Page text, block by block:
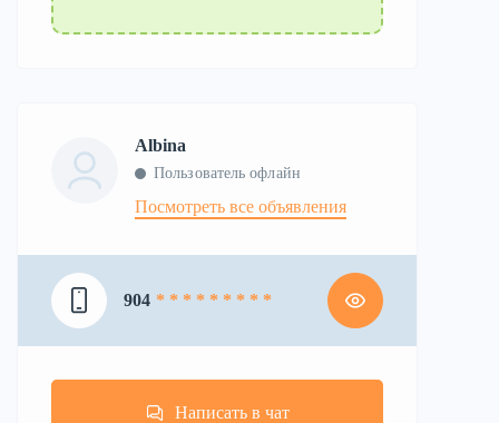
Albina
Пользователь офлайн
Посмотреть все объявления
904 * * * * * * * * *
Написать в чат